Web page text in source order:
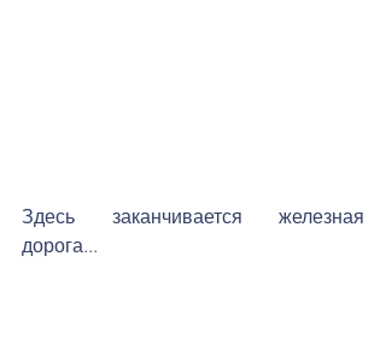
Здесь заканчивается железная
дорога...